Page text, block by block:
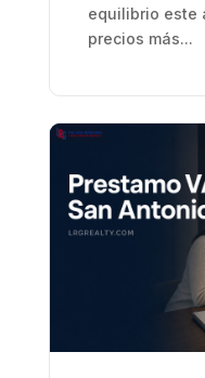
equilibrio este
precios más...